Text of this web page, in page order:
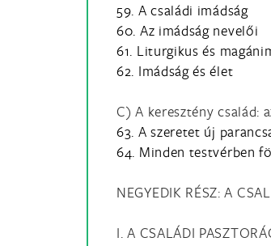
59. A családi imádság
60. Az imádság nevelői
61. Liturgikus és
62. Imádság és élet
C) A keresztény család:
63. A szeretet új
64. Minden testvérben
NEGYEDIK RÉSZ: A
I. A CSALÁDI